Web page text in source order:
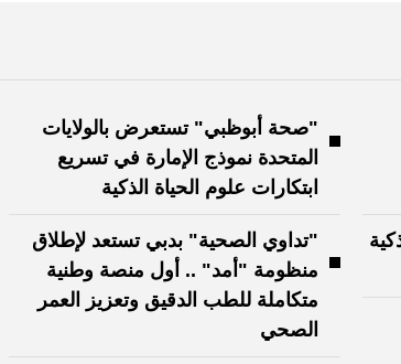
"صحة أبوظبي" تستعرض بالولايات
المتحدة نموذج الإمارة في تسريع
ابتكارات علوم الحياة الذكية
"تداوي الصحية" بدبي تستعد لإطلاق
منظومة "أمد" .. أول منصة وطنية
متكاملة للطب الدقيق وتعزيز العمر
الصحي